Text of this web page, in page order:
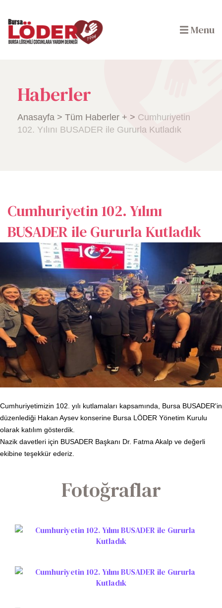
Menu
Haberler
Anasayfa > Tüm Haberler + > Cumhuriyetin
102. Yılını BUSADER ile Gururla Kutladık
Cumhuriyetin 102. Yılını
BUSADER ile Gururla Kutladık
Cumhuriyetimizin 102. yılı kutlamaları kapsamında, Bursa BUSADER'in
düzenlediği Hakan Aysev konserine Bursa LÖDER Yönetim Kurulu
olarak katılım gösterdik.
Nazik davetleri için BUSADER Başkanı Dr. Fatma Akalp ve değerli
ekibine teşekkür ederiz.
Fotoğraflar